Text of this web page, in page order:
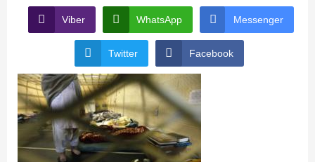
Viber WhatsApp Messenger
Twitter Facebook